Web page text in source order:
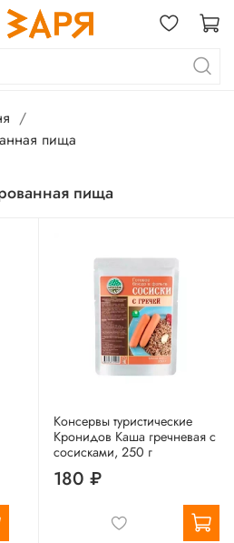
пища
пища
Консервы туристические
Кронидов Каша гречневая с
сосисками, 250 г
180 ₽